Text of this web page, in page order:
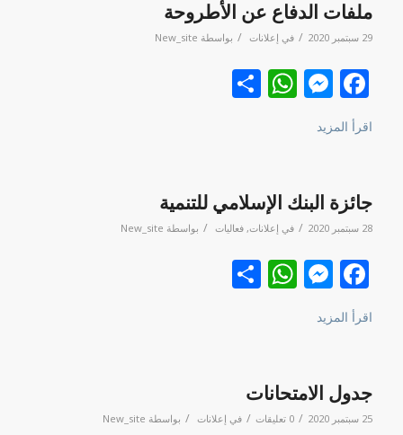
ملفات الدفاع عن الأطروحة
29 سبتمبر 2020 / في إعلانات / بواسطة New_site
Facebook
Messenger
WhatsApp
نشر
اقرأ المزيد
جائزة البنك الإسلامي للتنمية
28 سبتمبر 2020 / في إعلانات, فعاليات / بواسطة New_site
Facebook
Messenger
WhatsApp
نشر
اقرأ المزيد
جدول الامتحانات
25 سبتمبر 2020 / 0 تعليقات / في إعلانات / بواسطة New_site